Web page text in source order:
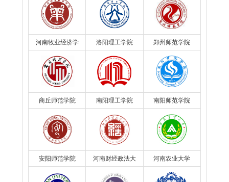
河南牧业经济学
院
洛阳理工学院 郑州师范学院
商丘师范学院 南阳理工学院 南阳师范学院
安阳师范学院 河南财经政法大
学
河南农业大学